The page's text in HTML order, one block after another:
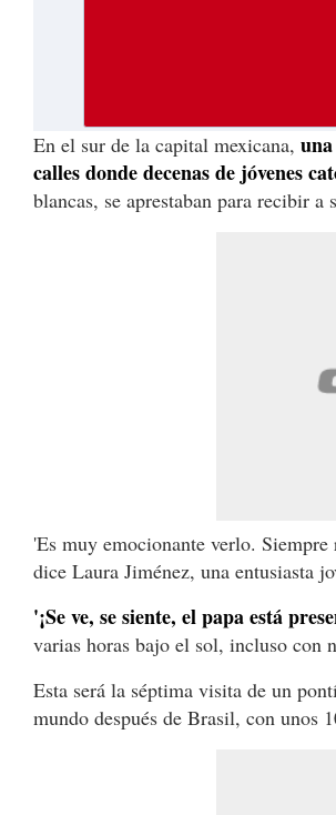
En el sur de la capital mexicana,
calles donde decenas de jóvenes
blancas, se aprestaban para recibir
'Es muy emocionante verlo.
dice Laura Jiménez, una entusiasta
'¡Se ve, se siente, el papa está
varias horas bajo el sol, incluso con
Esta será la séptima visita de un
mundo después de Brasil, con unos